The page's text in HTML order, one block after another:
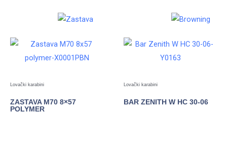
Lovački karabini
ZASTAVA M70 8×57
POLYMER
Lovački karabini
BAR ZENITH W HC 30-06